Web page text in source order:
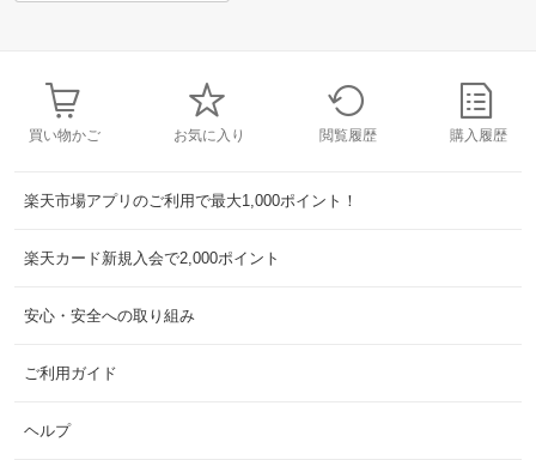
買い物かご お気に入り 閲覧履歴 購入履歴
楽天市場アプリのご利用で最大1,000ポイント！
楽天カード新規入会で2,000ポイント
安心・安全への取り組み
ご利用ガイド
ヘルプ